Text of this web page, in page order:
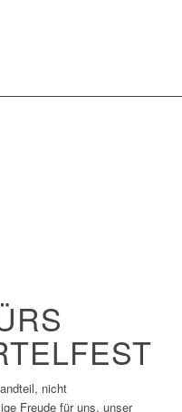
nicht
Freude für uns, unser